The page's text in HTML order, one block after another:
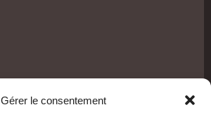
Gérer le consentement